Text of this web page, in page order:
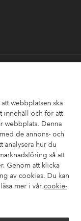
webbplatsen ska
innehåll och för att
webbplats. Denna
de annons- och
analysera hur du
så att
Genom att klicka
av cookies. Du kan
mer i vår cookie-
Här finns
oss.
Betalsätt